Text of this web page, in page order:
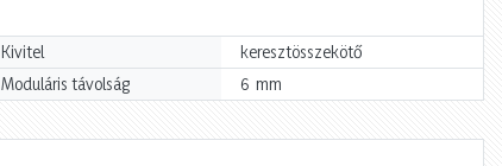
Kivitel
keresztösszekötő
Moduláris távolság 6 mm